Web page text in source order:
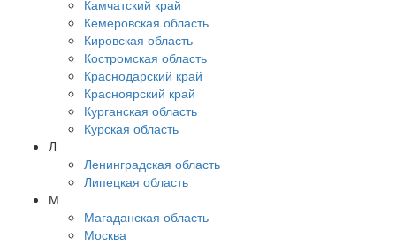
Камчатский край
Кемеровская область
Кировская область
Костромская область
Краснодарский край
Красноярский край
Курганская область
Курская область
Л
Ленинградская область
Липецкая область
М
Магаданская область
Москва